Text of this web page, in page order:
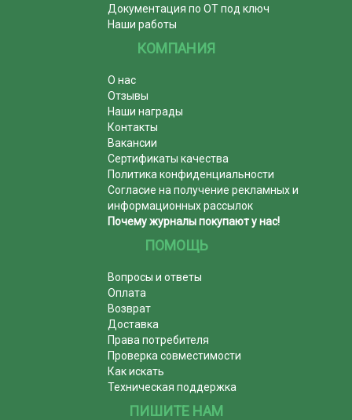
Документация по ОТ под ключ
Наши работы
КОМПАНИЯ
О нас
Отзывы
Наши награды
Контакты
Вакансии
Сертификаты качества
Политика конфиденциальности
Согласие на получение рекламных и
информационных рассылок
Почему журналы покупают у нас!
ПОМОЩЬ
Вопросы и ответы
Оплата
Возврат
Доставка
Права потребителя
Проверка совместимости
Как искать
Техническая поддержка
ПИШИТЕ НАМ